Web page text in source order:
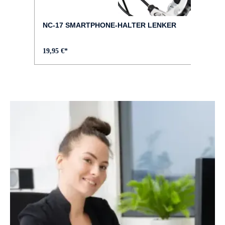
FARBE :
Schürmann YAK Disc
GABEL :
SR Suntour NEX E25
NC-17 SMARTPHONE-HALTER LENKER
19,95 €*